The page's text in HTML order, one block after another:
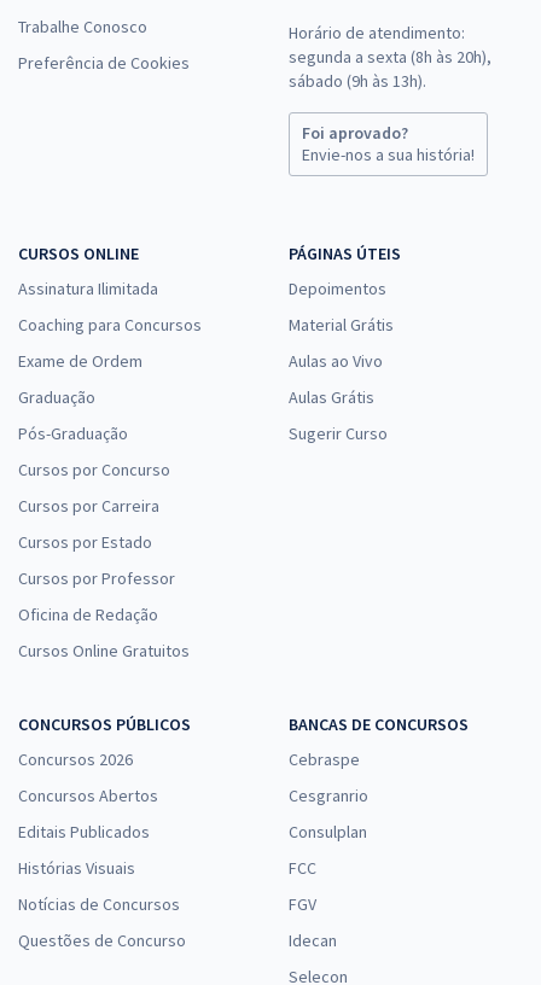
Trabalhe Conosco
Preferência de Cookies
Horário de atendimento:
segunda a sexta (8h às 20h),
sábado (9h às 13h).
Foi aprovado?
Envie-nos a sua história!
CURSOS ONLINE
Assinatura Ilimitada
Coaching para Concursos
Exame de Ordem
Graduação
Pós-Graduação
Cursos por Concurso
Cursos por Carreira
Cursos por Estado
Cursos por Professor
Oficina de Redação
Cursos Online Gratuitos
PÁGINAS ÚTEIS
Depoimentos
Material Grátis
Aulas ao Vivo
Aulas Grátis
Sugerir Curso
CONCURSOS PÚBLICOS
Concursos 2026
Concursos Abertos
Editais Publicados
Histórias Visuais
Notícias de Concursos
Questões de Concurso
BANCAS DE CONCURSOS
Cebraspe
Cesgranrio
Consulplan
FCC
FGV
Idecan
Selecon